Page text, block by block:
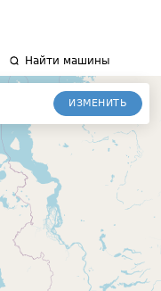
Найти машины
ИЗМЕНИТЬ